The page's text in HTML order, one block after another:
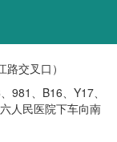
交叉口）
981、B16、Y17、
人民医院下车向南